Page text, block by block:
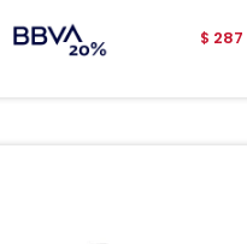
$ 287